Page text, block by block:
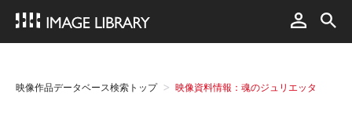
映像作品データベース検索トップ 映像資料情報：魂のジュリエッタ